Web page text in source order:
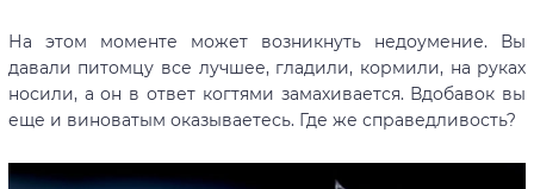
На этом моменте может возникнуть недоумение. Вы
давали питомцу все лучшее, гладили, кормили, на руках
носили, а он в ответ когтями замахивается. Вдобавок вы
еще и виноватым оказываетесь. Где же справедливость?